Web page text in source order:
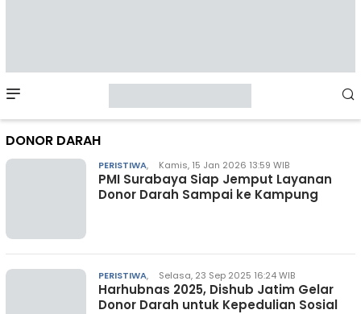
Menu
DONOR DARAH
PERISTIWA, Kamis, 15 Jan 2026 13:59 WIB
PMI Surabaya Siap Jemput Layanan
Donor Darah Sampai ke Kampung
PERISTIWA, Selasa, 23 Sep 2025 16:24 WIB
Harhubnas 2025, Dishub Jatim Gelar
Donor Darah untuk Kepedulian Sosial